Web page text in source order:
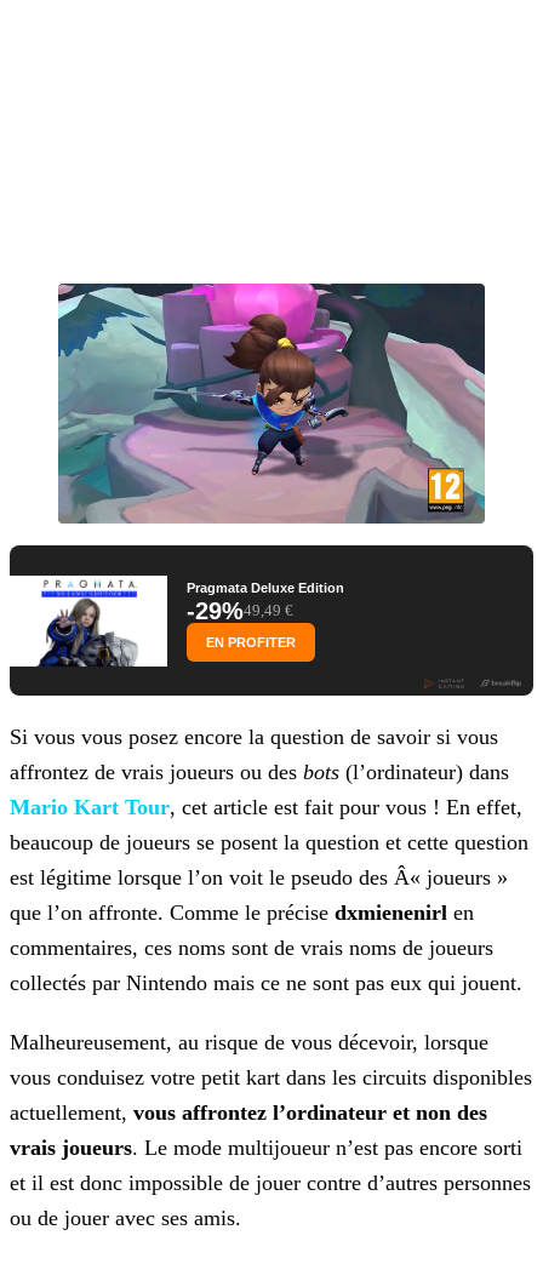
Pragmata Deluxe Edition
-29%49,49 €
EN PROFITER
Si vous vous posez encore la question de savoir si vous
affrontez de vrais joueurs ou des bots (l’ordinateur) dans
Mario Kart Tour, cet article est fait pour vous ! En effet,
beaucoup de joueurs se posent la question et cette question
est légitime lorsque l’on voit le pseudo des Â« joueurs »
que l’on affronte. Comme le précise dxmienenirl en
commentaires, ces noms sont de vrais noms de joueurs
collectés par Nintendo mais ce ne sont pas eux qui jouent.
Malheureusement, au risque de vous décevoir, lorsque
vous conduisez votre petit kart dans les circuits disponibles
actuellement, vous affrontez l’ordinateur et non des
vrais joueurs. Le mode multijoueur n’est pas encore sorti
et il est donc impossible de jouer contre d’autres personnes
ou de jouer avec ses amis.